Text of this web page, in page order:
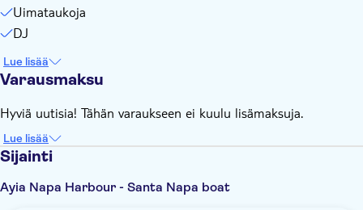
Uimataukoja
DJ
Lue lisää
Varausmaksu
Hyviä uutisia! Tähän varaukseen ei kuulu lisämaksuja.
Lue lisää
Sijainti
Ayia Napa Harbour - Santa Napa boat